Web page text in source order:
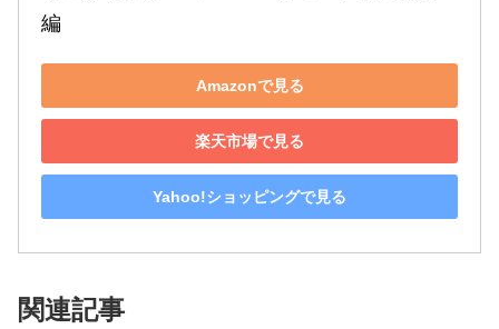
編
Amazonで見る
楽天市場で見る
Yahoo!ショッピングで見る
関連記事